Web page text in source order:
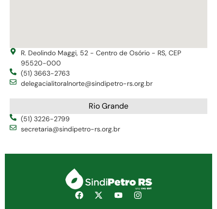
R. Deolindo Maggi, 52 - Centro de Osório - RS, CEP
95520-000
(51) 3663-2763
delegacialitoralnorte@sindipetro-rs.org.br
Rio Grande
(51) 3226-2799
secretaria@sindipetro-rs.org.br